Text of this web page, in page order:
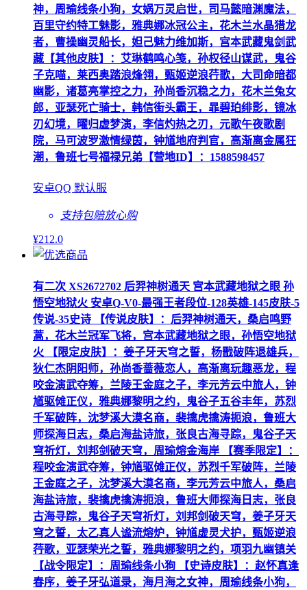
神，周瑜线条小狗，女娲万灵启世，司马懿暗渊魔法，
百里守约特工魅影，雅典娜冰冠公主，花木兰水晶猎龙
者，曹操幽灵船长，妲己魅力维加斯，宫本武藏鬼剑武
藏【其他皮肤】：艾琳鹤鸣心笺，孙权径山谋武，鬼谷
子克喵，莱西奥踏浪烽翎，甄姬逆浪荇歌，大司命暗都
幽影，诸葛亮掌控之力，孙尚香沉稳之力，花木兰兔女
郎，亚瑟死亡骑士，韩信街头霸王，暃碧珀绯影，镜冰
刃幻境，曜归虚梦演，李信灼热之刃，元歌午夜歌剧
院，马可波罗激情绿茵，钟馗地府判官，高渐离金属狂
潮，鲁班七号福禄兄弟【营地ID】：1588598457
安卓QQ 默认服
支持包赔放心购
¥212.0
有二次 XS2672702 后羿神树通天 宫本武藏地狱之眼 孙
悟空地狱火 安卓Q-V0-最强王者段位-128英雄-145皮肤-5
传说-35史诗 【传说皮肤】：后羿神树通天，桑启鸣野
蒿，花木兰冠军飞将，宫本武藏地狱之眼，孙悟空地狱
火 【限定皮肤】：姜子牙天穹之誓，杨戬破阵退雄兵，
狄仁杰阴阳师，孙尚香蔷薇恋人，高渐离玩趣恶龙，程
咬金演武夺筹，兰陵王金庭之子，李元芳云中旅人，钟
馗驱傩正仪，雅典娜黎明之约，鬼谷子五谷丰年，苏烈
千军破阵，沈梦溪大漠名商，裴擒虎擒涛扼浪，鲁班大
师探海日志，桑启海盐诗旅，张良古海寻踪，鬼谷子天
穹祈灯，刘邦剑破天穹，周瑜熔金海岸 【赛季限定】：
程咬金演武夺筹，钟馗驱傩正仪，苏烈千军破阵，兰陵
王金庭之子，沈梦溪大漠名商，李元芳云中旅人，桑启
海盐诗旅，裴擒虎擒涛扼浪，鲁班大师探海日志，张良
古海寻踪，鬼谷子天穹祈灯，刘邦剑破天穹，姜子牙天
穹之誓，太乙真人谧流熔炉，钟馗虚灵犬护，甄姬逆浪
荇歌，亚瑟荣光之誓，雅典娜黎明之约，项羽九幽镇关
【战令限定】：周瑜线条小狗 【史诗皮肤】：赵怀真逢
春序，姜子牙弘道录，海月海之女神，周瑜线条小狗，